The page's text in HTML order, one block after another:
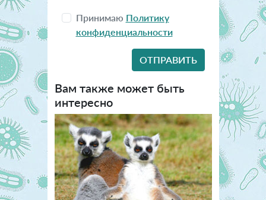
Принимаю Политику
конфиденциальности
Вам также может быть
интересно